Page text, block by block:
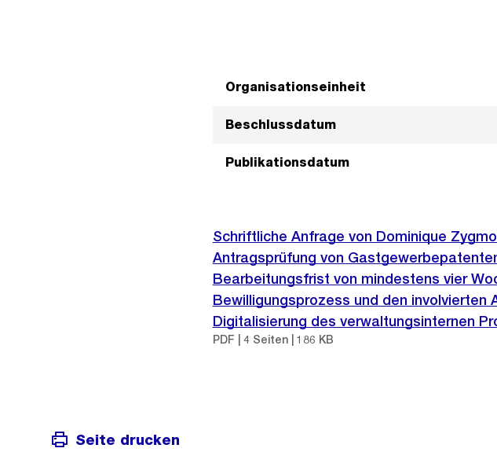
Organisationseinheit
Beschlussdatum
Publikationsdatum
Schriftliche Anfrage von Dominique
Antragsprüfung von
Bearbeitungsfrist von mindestens vier
Bewilligungsprozess und den involvierten
Digitalisierung des verwaltungsinternen
PDF | 4 Seiten | 186 KB
Seite drucken